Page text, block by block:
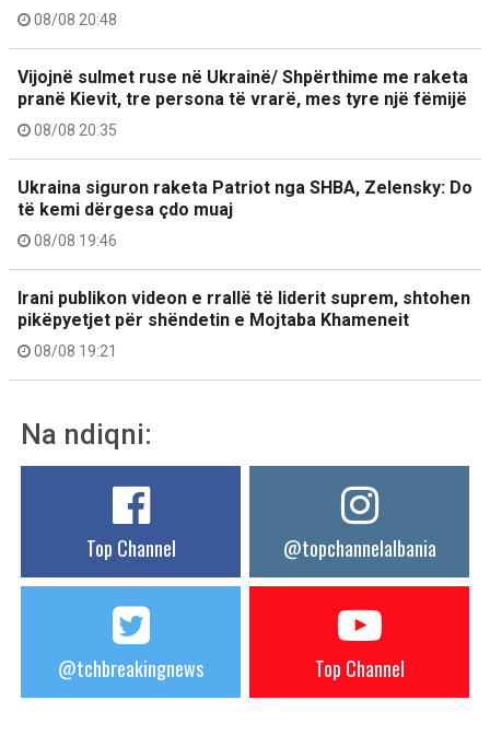
08/08 20:48
Vijojnë sulmet ruse në Ukrainë/ Shpërthime me raketa
pranë Kievit, tre persona të vrarë, mes tyre një fëmijë
08/08 20:35
Ukraina siguron raketa Patriot nga SHBA, Zelensky: Do
të kemi dërgesa çdo muaj
08/08 19:46
Irani publikon videon e rrallë të liderit suprem, shtohen
pikëpyetjet për shëndetin e Mojtaba Khameneit
08/08 19:21
Na ndiqni:
Top Channel @topchannelalbania
@tchbreakingnews Top Channel